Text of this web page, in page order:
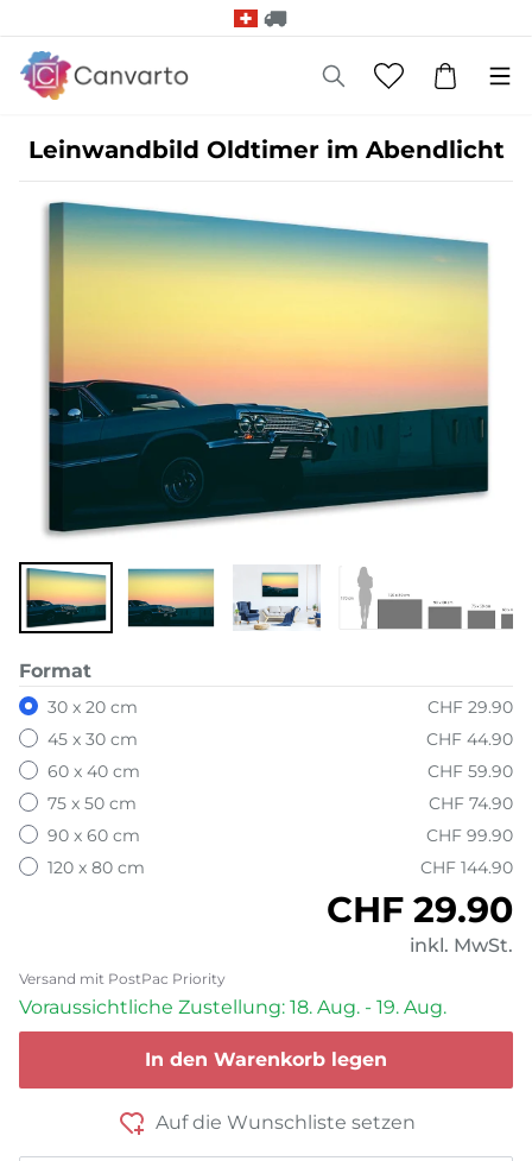
Leinwandbild Oldtimer im Abendlicht
Format
30 x 20 cm
CHF 29.90
45 x 30 cm
CHF 44.90
60 x 40 cm
CHF 59.90
75 x 50 cm
CHF 74.90
90 x 60 cm
CHF 99.90
120 x 80 cm
CHF 144.90
Normaler
CHF 29.90
inkl. MwSt.
Versand mit PostPac Priority
Voraussichtliche Zustellung: 18. Aug. - 19. Aug.
In den Warenkorb legen
Auf die Wunschliste setzen